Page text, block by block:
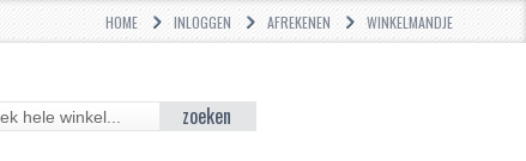
HOME INLOGGEN AFREKENEN WINKELMANDJE
zoeken